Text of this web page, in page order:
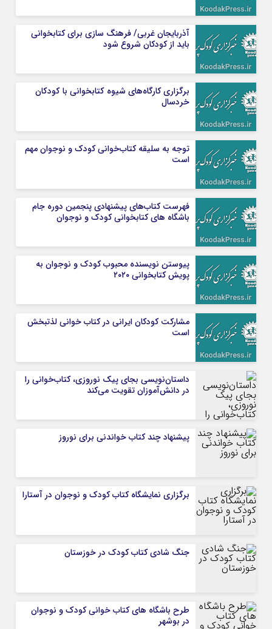
آذربایجان غربی/ فرهنگ سازی برای کتابخوانی
باید از کودکان شروع شود
برگزاری کارگاه‌های شیوه كتابخوانی با كودكان
خردسال
توجه به سلیقه کتاب‌خوانی کودک و نوجوان مهم
است
فهرست کتاب‌های پیشنهادی پنجمین دوره جام
باشگاه های کتابخوانی کودک و نوجوان
پیوستن نویسنده محبوب کودک و نوجوان به
پویش کتابخوانی ۲۰۲۰
مشارکت کودکان ایرانی در کتاب خوانی لذتبخش
است
داستان‌نویسی بجای پیک نوروزی، کتاب‌خوانی را
در دانش‌آموزان تقویت می‌کند
پیشنهاد چند کتاب خواندنی برای نوروز
برگزاری نمایشگاه کتاب کودک و نوجوان در آستارا
جنگ شادی کتاب کودک در خوزستان
طرح باشگاه های کتاب خوانی کودک و نوجوان
در بوشهر